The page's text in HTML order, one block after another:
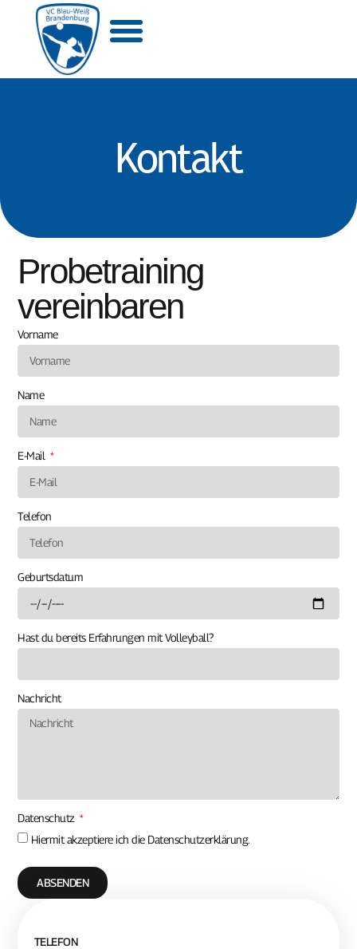
Kontakt
Probetraining
vereinbaren
Vorname
Name
E-Mail
Telefon
Geburtsdatum
Hast du bereits Erfahrungen mit Volleyball?
Nachricht
Datenschutz
Hiermit akzeptiere ich die Datenschutzerklärung.
ABSENDEN
TELEFON